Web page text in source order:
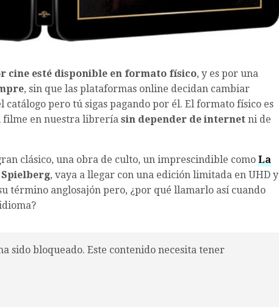
cine esté disponible en formato físico, y es por una
, sin que las plataformas online decidan cambiar
pero tú sigas pagando por él. El formato físico es
filme en nuestra librería sin depender de internet ni de
clásico, una obra de culto, un imprescindible como La
, vaya a llegar con una edición limitada en UHD y
término anglosajón pero, ¿por qué llamarlo así cuando
sido bloqueado. Este contenido necesita tener